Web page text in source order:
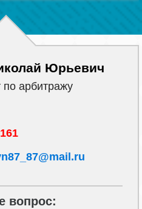
Юрьевич
по арбитражу
вопрос: